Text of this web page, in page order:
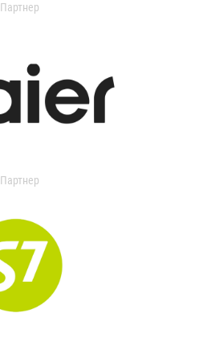
Партнер
Партнер